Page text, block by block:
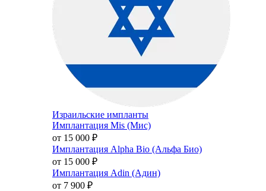
Израильские импланты
Имплантация Mis (Мис)
от 15 000 ₽
Имплантация Alpha Bio (Альфа Био)
от 15 000 ₽
Имплантация Adin (Адин)
от 7 900 ₽